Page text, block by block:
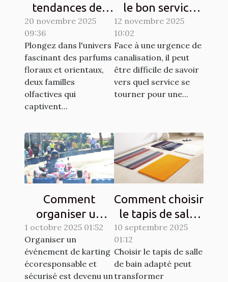
tendances des
parfums floraux
et orientaux
20 novembre 2025
09:36
Plongez dans l'univers
fascinant des parfums
floraux et orientaux,
deux familles
olfactives qui
captivent...
le bon service
pour vos
urgences de
canalisation ?
12 novembre 2025
10:02
Face à une urgence de
canalisation, il peut
être difficile de savoir
vers quel service se
tourner pour une...
Comment
organiser un
événement de
karting
écoresponsable
et sécurisé?
1 octobre 2025 01:52
Organiser un
événement de karting
écoresponsable et
sécurisé est devenu un
Comment choisir
le tapis de salle
de bain idéal
pour votre
espace ?
10 septembre 2025
01:12
Choisir le tapis de salle
de bain adapté peut
transformer